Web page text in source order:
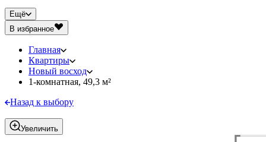
Ещё
В избранное
Главная
Квартиры
Новый восход
1-комнатная, 49,3 м²
Назад к выбору
Увеличить